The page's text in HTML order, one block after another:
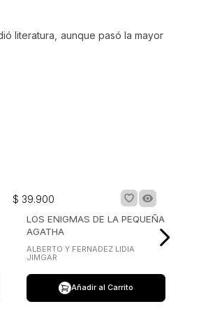
literatura, aunque pasó la mayor